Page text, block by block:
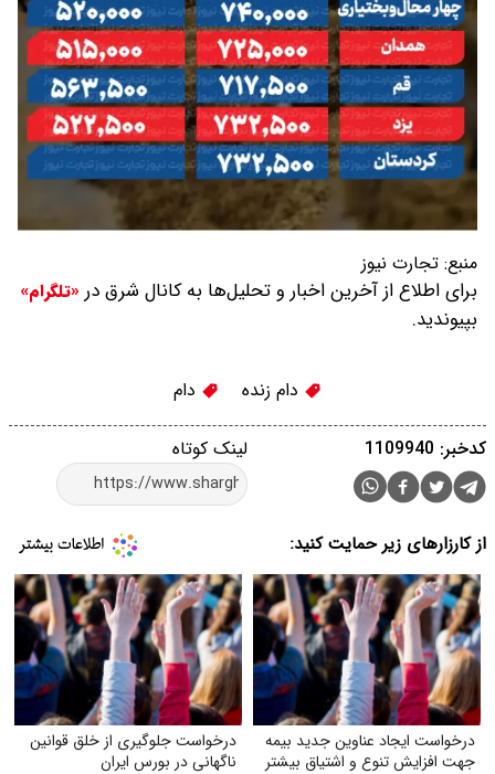
منبع: تجارت نیوز
برای اطلاع از آخرین اخبار و تحلیل‌ها به کانال شرق در «تلگرام»
بپیوندید.
دام زنده دام
لینک کوتاه کدخبر: 1109940
از کارزارهای زیر حمایت کنید:
درخواست ایجاد عناوین جدید بیمه
جهت افزایش تنوع و اشتیاق بیشتر
درخواست جلوگیری از خلق قوانین
ناگهانی در بورس ایران